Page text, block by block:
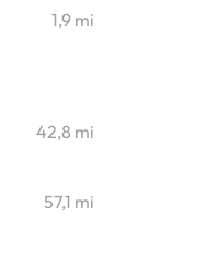
1,9 mi
42,8 mi
57,1 mi